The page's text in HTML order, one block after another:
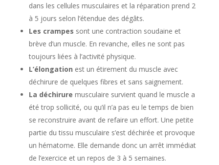
dans les cellules musculaires et la réparation prend 2
à 5 jours selon l’étendue des dégâts.
Les crampes sont une contraction soudaine et
brève d’un muscle. En revanche, elles ne sont pas
toujours liées à l’activité physique.
L’élongation est un étirement du muscle avec
déchirure de quelques fibres et sans saignement.
La déchirure musculaire survient quand le muscle a
été trop sollicité, ou qu’il n’a pas eu le temps de bien
se reconstruire avant de refaire un effort. Une petite
partie du tissu musculaire s’est déchirée et provoque
un hématome. Elle demande donc un arrêt immédiat
de l’exercice et un repos de 3 à 5 semaines.